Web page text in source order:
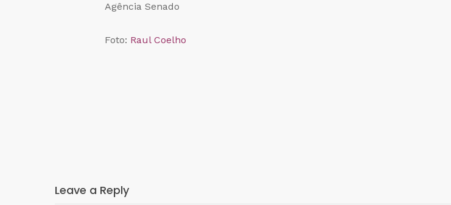
Agência Senado
Foto: Raul Coelho
Leave a Reply